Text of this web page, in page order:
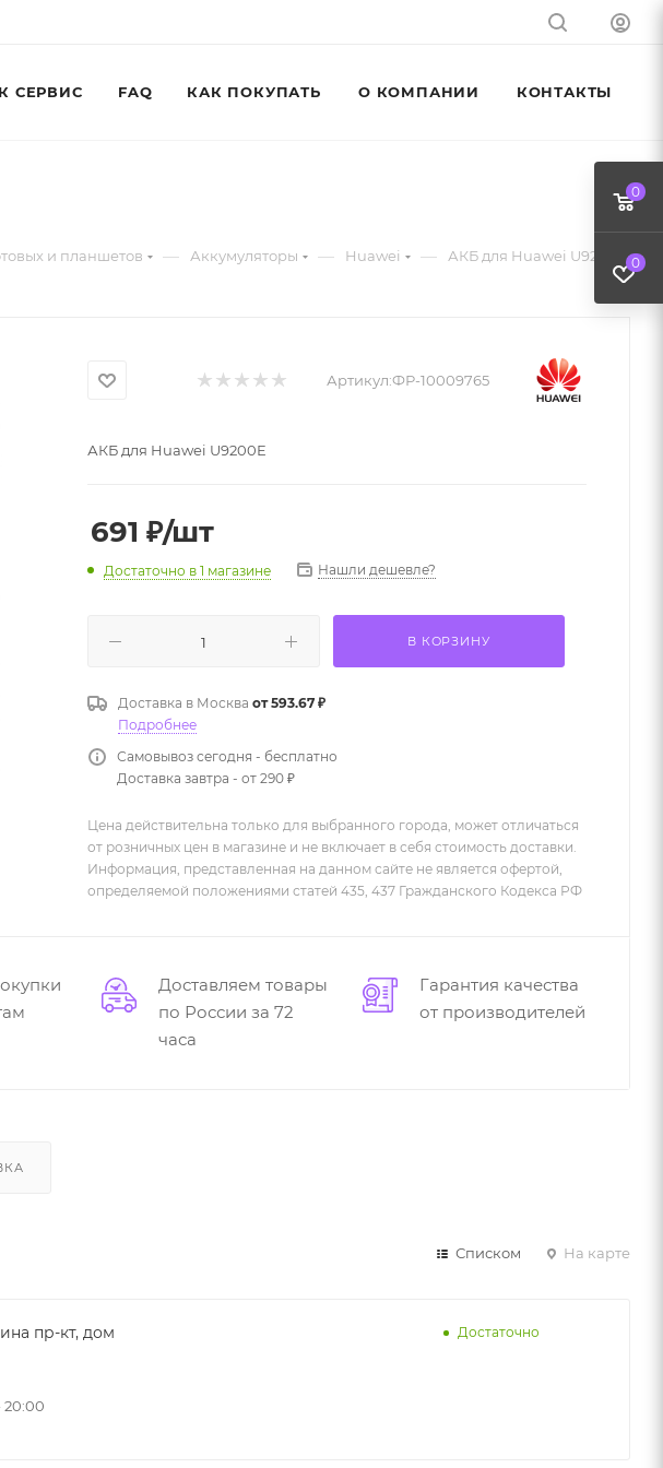
СЕРВИС FAQ КАК ПОКУПАТЬ О КОМПАНИИ КОНТАКТЫ
и планшетов — Аккумуляторы — Huawei — АКБ для Huawei U9200E
Артикул:ФР-10009765
АКБ для Huawei U9200E
691 ₽/шт
Достаточно в 1 магазине Нашли дешевле?
В КОРЗИНУ
Доставка в Москва от 593.67 ₽
Подробнее
Самовывоз сегодня - бесплатно
Доставка завтра - от 290 ₽
Цена действительна только для выбранного города, может отличаться
от розничных цен в магазине и не включает в себя стоимость доставки.
Информация, представленная на данном сайте не является офертой,
определяемой положениями статей 435, 437 Гражданского Кодекса РФ
Доставляем товары
по России за 72
часа
Гарантия качества
от производителей
Списком На карте
пр-кт, дом
20:00
Достаточно
0
0